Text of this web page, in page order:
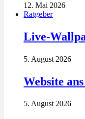
12. Mai 2026
Ratgeber
Live-
5. August 2026
Website
5. August 2026